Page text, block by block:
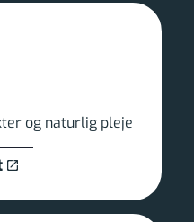
og naturlig pleje